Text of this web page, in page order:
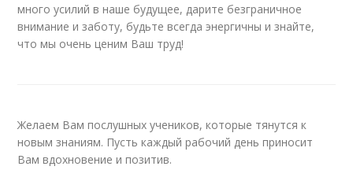
много усилий в наше будущее, дарите безграничное
внимание и заботу, будьте всегда энергичны и знайте,
что мы очень ценим Ваш труд!
Желаем Вам послушных учеников, которые тянутся к
новым знаниям. Пусть каждый рабочий день приносит
Вам вдохновение и позитив.